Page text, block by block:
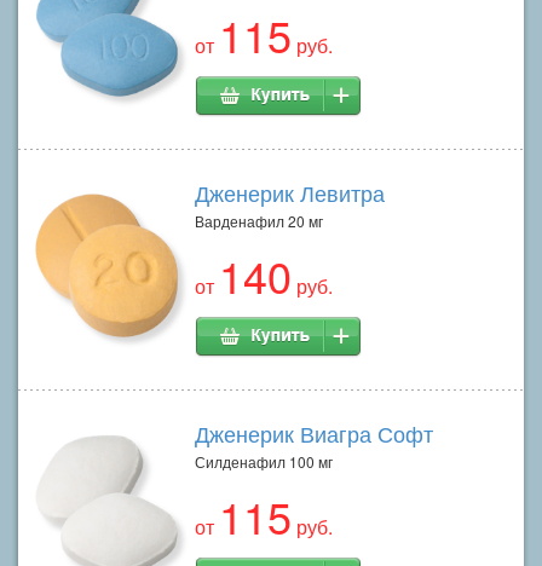
от 115 руб.
Дженерик Левитра
Варденафил 20 мг
от 140 руб.
Дженерик Виагра Софт
Силденафил 100 мг
от 115 руб.